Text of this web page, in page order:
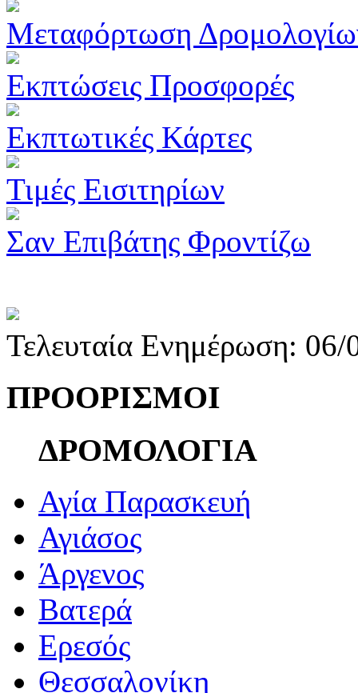
Μεταφόρτωση
Εκπτώσεις Προσφορές
Εκπτωτικές Κάρτες
Τιμές Εισιτηρίων
Σαν Επιβάτης Φροντίζω
Τελευταία Ενημέρωση:
ΠΡΟΟΡΙΣΜΟΙ
ΔΡΟΜΟΛΟΓΙΑ
Αγία Παρασκευή
Αγιάσος
Άργενος
Βατερά
Ερεσός
Θεσσαλονίκη